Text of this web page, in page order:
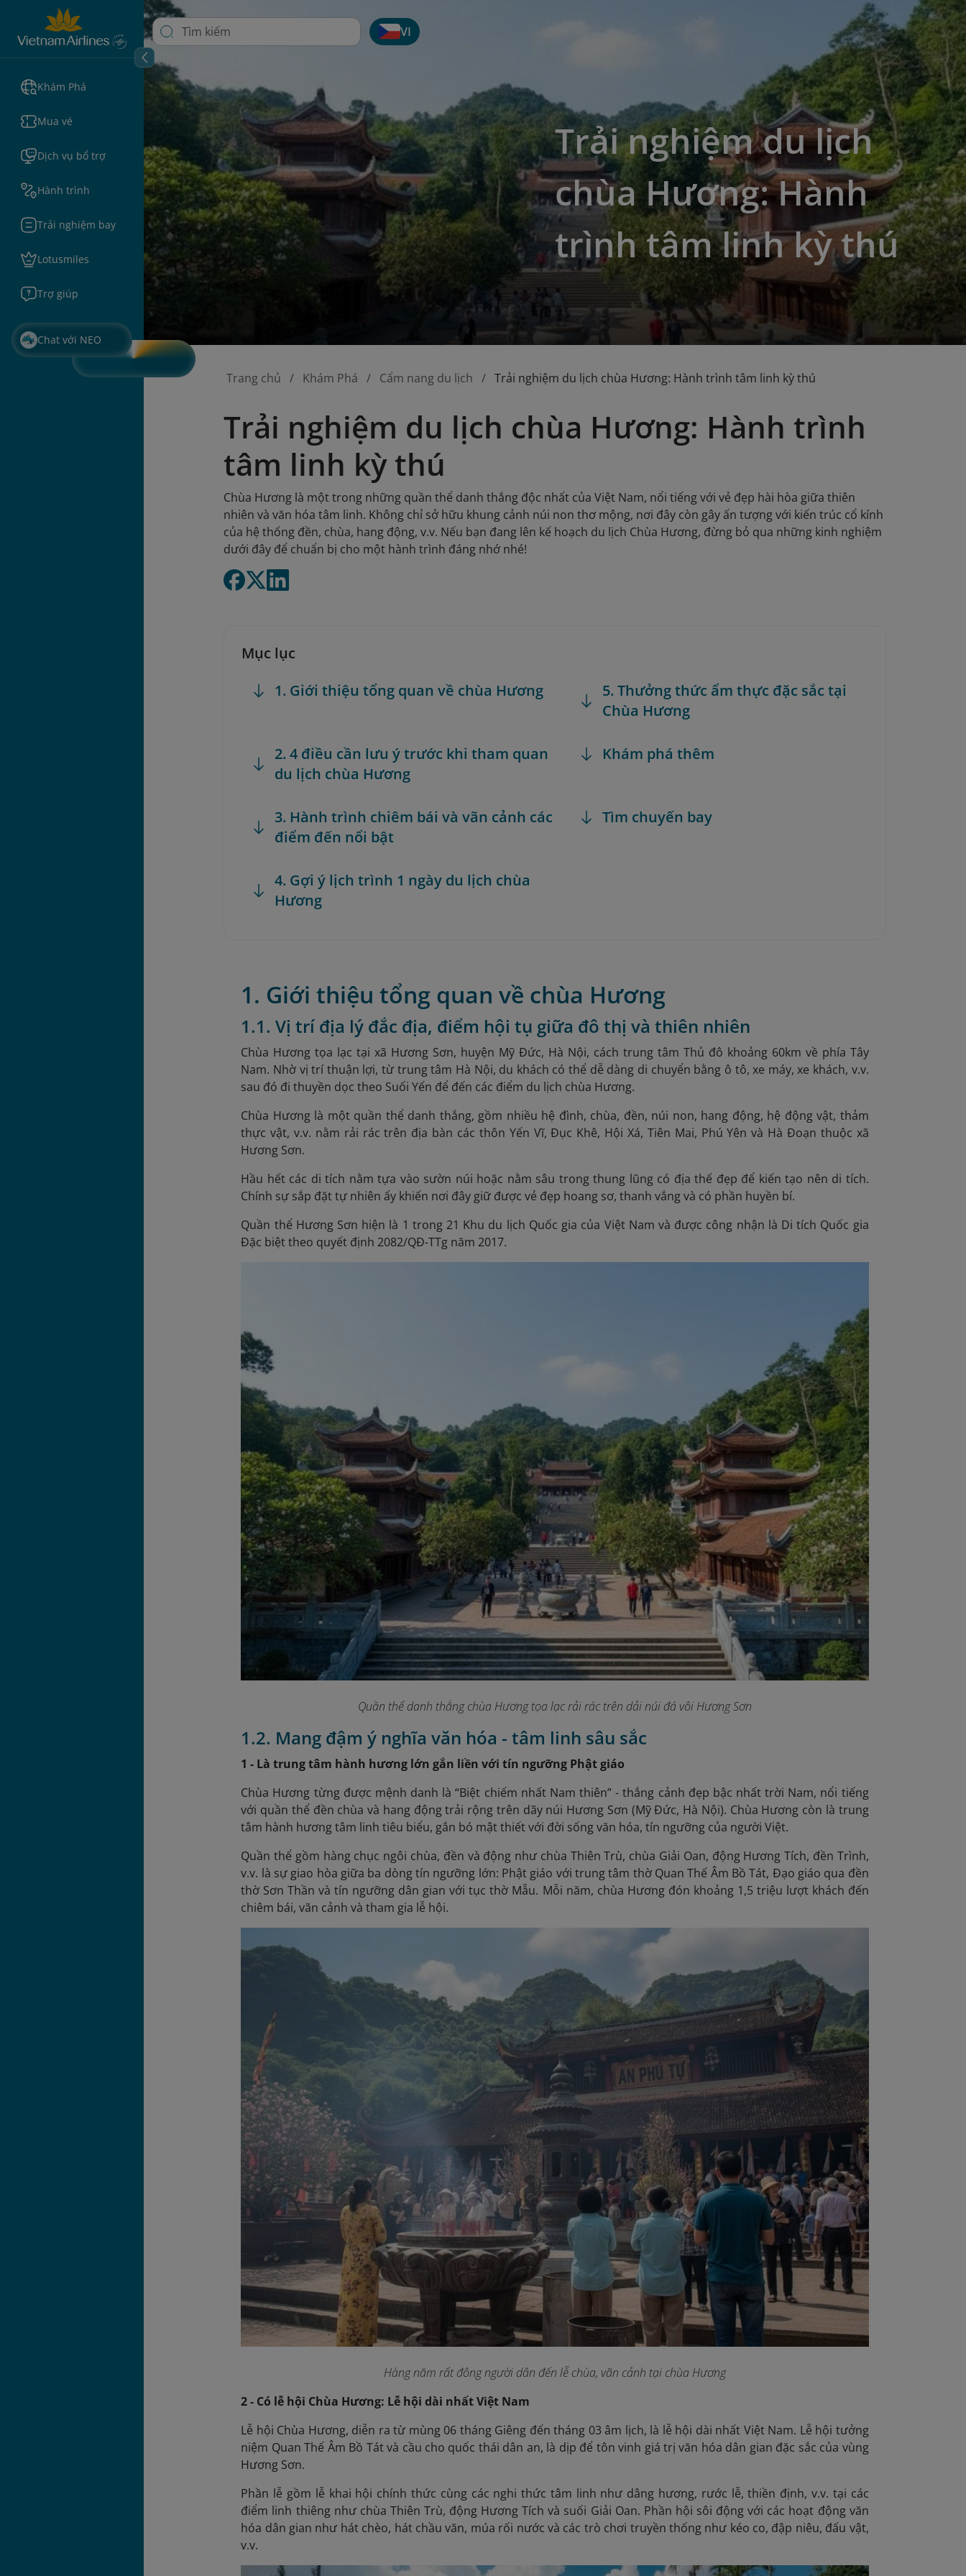
Khám Phá
Mua vé
Dịch vụ bổ trợ
Hành trình
Trải nghiệm bay
Lotusmiles
Trợ giúp
Chat với NEO
VI
Trải nghiệm du lịch
chùa Hương: Hành
trình tâm linh kỳ thú
Trang chủ Khám Phá Cẩm nang du lịch Trải nghiệm du lịch chùa Hương: Hành trình tâm linh kỳ thú
Trải nghiệm du lịch chùa Hương: Hành trình
tâm linh kỳ thú
Chùa Hương là một trong những quần thể danh thắng độc nhất của Việt Nam, nổi tiếng với vẻ đẹp hài hòa giữa thiên
nhiên và văn hóa tâm linh. Không chỉ sở hữu khung cảnh núi non thơ mộng, nơi đây còn gây ấn tượng với kiến trúc cổ kính
của hệ thống đền, chùa, hang động, v.v. Nếu bạn đang lên kế hoạch du lịch Chùa Hương, đừng bỏ qua những kinh nghiệm
dưới đây để chuẩn bị cho một hành trình đáng nhớ nhé!
Mục lục
1. Giới thiệu tổng quan về chùa Hương
2. 4 điều cần lưu ý trước khi tham quan
du lịch chùa Hương
3. Hành trình chiêm bái và vãn cảnh các
điểm đến nổi bật
4. Gợi ý lịch trình 1 ngày du lịch chùa
Hương
5. Thưởng thức ẩm thực đặc sắc tại
Chùa Hương
Khám phá thêm
Tìm chuyến bay
1. Giới thiệu tổng quan về chùa Hương
1.1. Vị trí địa lý đắc địa, điểm hội tụ giữa đô thị và thiên nhiên
Chùa Hương tọa lạc tại xã Hương Sơn, huyện Mỹ Đức, Hà Nội, cách trung tâm Thủ đô khoảng 60km về phía Tây
Nam. Nhờ vị trí thuận lợi, từ trung tâm Hà Nội, du khách có thể dễ dàng di chuyển bằng ô tô, xe máy, xe khách, v.v.
sau đó đi thuyền dọc theo Suối Yến để đến các điểm du lịch chùa Hương.
Chùa Hương là một quần thể danh thắng, gồm nhiều hệ đình, chùa, đền, núi non, hang động, hệ động vật, thảm
thực vật, v.v. nằm rải rác trên địa bàn các thôn Yến Vĩ, Đục Khê, Hội Xá, Tiên Mai, Phú Yên và Hà Đoạn thuộc xã
Hương Sơn.
Hầu hết các di tích nằm tựa vào sườn núi hoặc nằm sâu trong thung lũng có địa thế đẹp để kiến tạo nên di tích.
Chính sự sắp đặt tự nhiên ấy khiến nơi đây giữ được vẻ đẹp hoang sơ, thanh vắng và có phần huyền bí.
Quần thể Hương Sơn hiện là 1 trong 21 Khu du lịch Quốc gia của Việt Nam và được công nhận là Di tích Quốc gia
Đặc biệt theo quyết định 2082/QĐ-TTg năm 2017.
Quần thể danh thắng chùa Hương tọa lạc rải rác trên dải núi đá vôi Hương Sơn
1.2. Mang đậm ý nghĩa văn hóa - tâm linh sâu sắc
1 - Là trung tâm hành hương lớn gắn liền với tín ngưỡng Phật giáo
Chùa Hương từng được mệnh danh là “Biệt chiếm nhất Nam thiên” - thắng cảnh đẹp bậc nhất trời Nam, nổi tiếng
với quần thể đền chùa và hang động trải rộng trên dãy núi Hương Sơn (Mỹ Đức, Hà Nội). Chùa Hương còn là trung
tâm hành hương tâm linh tiêu biểu, gắn bó mật thiết với đời sống văn hóa, tín ngưỡng của người Việt.
Quần thể gồm hàng chục ngôi chùa, đền và động như chùa Thiên Trù, chùa Giải Oan, động Hương Tích, đền Trình,
v.v. là sự giao hòa giữa ba dòng tín ngưỡng lớn: Phật giáo với trung tâm thờ Quan Thế Âm Bồ Tát, Đạo giáo qua đền
thờ Sơn Thần và tín ngưỡng dân gian với tục thờ Mẫu. Mỗi năm, chùa Hương đón khoảng 1,5 triệu lượt khách đến
chiêm bái, vãn cảnh và tham gia lễ hội.
Hàng năm rất đông người dân đến lễ chùa, vãn cảnh tại chùa Hương
2 - Có lễ hội Chùa Hương: Lễ hội dài nhất Việt Nam
Lễ hội Chùa Hương, diễn ra từ mùng 06 tháng Giêng đến tháng 03 âm lịch, là lễ hội dài nhất Việt Nam. Lễ hội tưởng
niệm Quan Thế Âm Bồ Tát và cầu cho quốc thái dân an, là dịp để tôn vinh giá trị văn hóa dân gian đặc sắc của vùng
Hương Sơn.
Phần lễ gồm lễ khai hội chính thức cùng các nghi thức tâm linh như dâng hương, rước lễ, thiền định, v.v. tại các
điểm linh thiêng như chùa Thiên Trù, động Hương Tích và suối Giải Oan. Phần hội sôi động với các hoạt động văn
hóa dân gian như hát chèo, hát chầu văn, múa rối nước và các trò chơi truyền thống như kéo co, đập niêu, đấu vật,
v.v.